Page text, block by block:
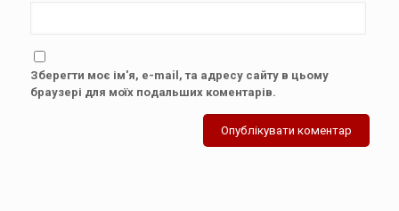
Зберегти моє ім'я, e-mail, та адресу сайту в цьому
браузері для моїх подальших коментарів.